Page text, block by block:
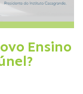
Ensino